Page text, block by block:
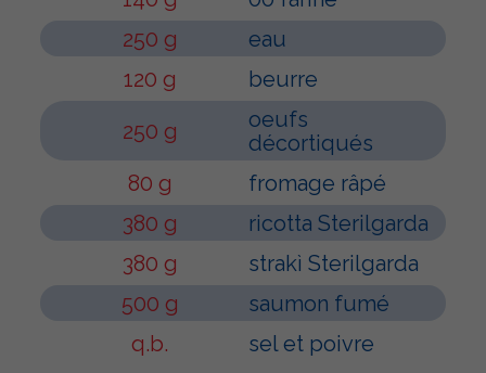
250 g
eau
120 g
beurre
250 g
oeufs
décortiqués
80 g
fromage râpé
380 g
ricotta Sterilgarda
380 g
strakì Sterilgarda
500 g
saumon fumé
q.b.
sel et poivre